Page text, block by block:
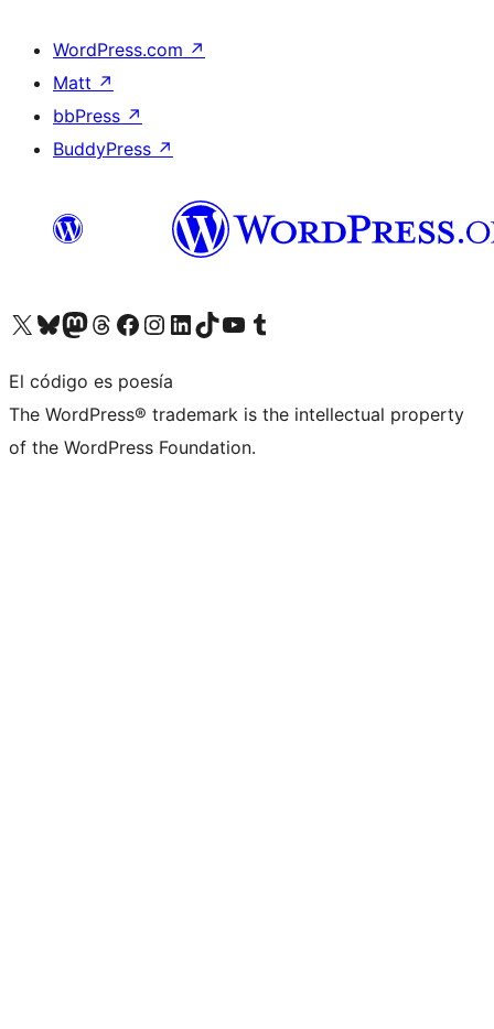
WordPress.com ↗
Matt ↗
bbPress ↗
BuddyPress ↗
Visita nuestra cuenta de X (anteriormente Twitter)
Visita nuestra cuenta de Bluesky
Visita nuestra cuenta de Mastodon
Visita nuestra cuenta de Threads
Visita nuestra página de Facebook
Visita nuestra cuenta de Instagram
Visita nuestra cuenta de LinkedIn
Visita nuestra cuenta de TikTok
Visita nuestro canal de YouTube
Visita nuestra cuenta de Tumblr
El código es poesía
The WordPress® trademark is the intellectual property
of the WordPress Foundation.